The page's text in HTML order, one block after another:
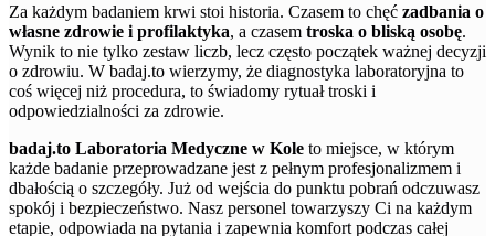
Za każdym badaniem krwi stoi historia. Czasem to chęć zadbania o
własne zdrowie i profilaktyka, a czasem troska o bliską osobę.
Wynik to nie tylko zestaw liczb, lecz często początek ważnej decyzji
o zdrowiu. W badaj.to wierzymy, że diagnostyka laboratoryjna to
coś więcej niż procedura, to świadomy rytuał troski i
odpowiedzialności za zdrowie.
badaj.to Laboratoria Medyczne w Kole to miejsce, w którym
każde badanie przeprowadzane jest z pełnym profesjonalizmem i
dbałością o szczegóły. Już od wejścia do punktu pobrań odczuwasz
spokój i bezpieczeństwo. Nasz personel towarzyszy Ci na każdym
etapie, odpowiada na pytania i zapewnia komfort podczas całej